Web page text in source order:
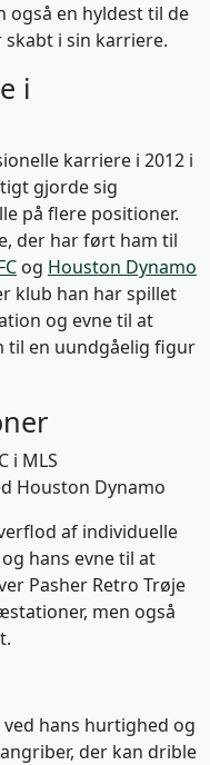
også en hyldest til de
i sin karriere.
i
karriere i 2012 i
gjorde sig
på flere positioner.
der har ført ham til
og Houston Dynamo
klub han har spillet
og evne til at
til en uundgåelig figur
i MLS
Houston Dynamo
af individuelle
hans evne til at
Pasher Retro Trøje
men også
hans hurtighed og
der kan drible